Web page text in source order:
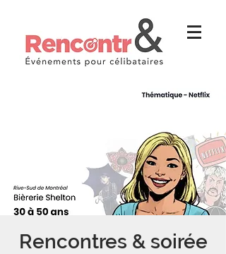
Rencontres & soirée